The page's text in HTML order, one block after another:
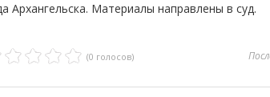
Архангельска. Материалы направлены в суд.
(0 голосов)